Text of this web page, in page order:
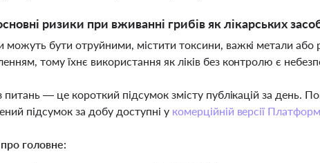
ризики при вживанні грибів як лікарських
можуть бути отруйними, містити токсини, важкі метали або
тому їхнє використання як ліків без контролю є
питань — це короткий підсумок змісту публікацій за день.
підсумок за добу доступні у комерційній версії
головне: